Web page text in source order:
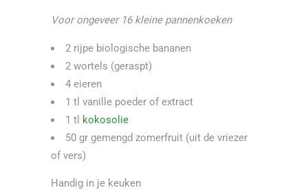
Voor ongeveer 16 kleine pannenkoeken
2 rijpe biologische bananen
2 wortels (geraspt)
4 eieren
1 tl vanille poeder of extract
1 tl kokosolie
50 gr gemengd zomerfruit (uit de vriezer
of vers)
Handig in je keuken